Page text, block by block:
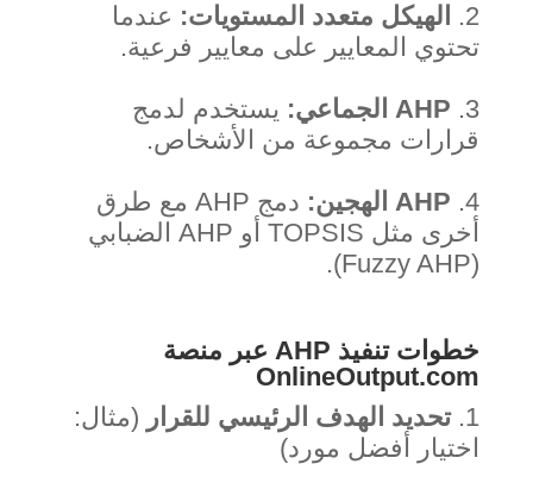
الهيكل متعدد المستويات: عندما
تحتوي المعايير على معايير فرعية.
AHP الجماعي:
يستخدم لدمج
قرارات مجموعة من الأشخاص.
AHP الهجين:
دمج AHP مع طرق
أخرى مثل TOPSIS أو AHP الضبابي
(Fuzzy AHP).
خطوات تنفيذ AHP عبر منصة
OnlineOutput.com
تحديد الهدف الرئيسي للقرار (مثال:
اختيار أفضل مورد)